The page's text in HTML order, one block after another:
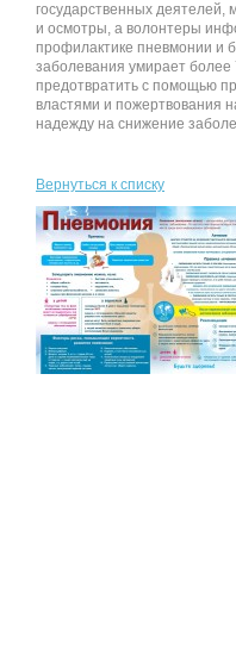
государственных
и осмотры, а волонтеры
профилактике пневмонии и
заболевания умирает
предотвратить с помощью
властями и пожертвования
надежду на снижение
Вернуться к списку